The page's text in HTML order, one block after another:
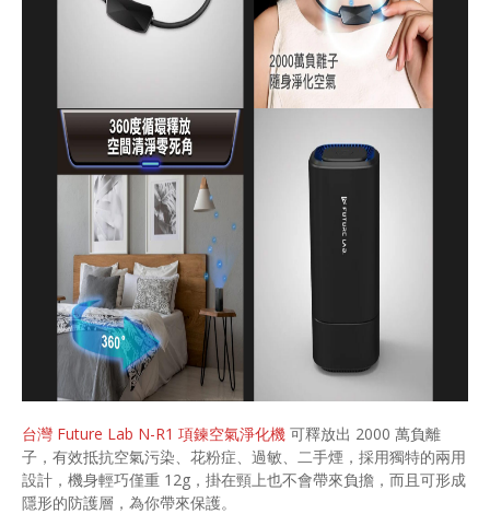
台灣 Future Lab N-R1 項鍊空氣淨化機 可釋放出 2000 萬負離
子，有效抵抗空氣污染、花粉症、過敏、二手煙，採用獨特的兩用
設計，機身輕巧僅重 12g，掛在頸上也不會帶來負擔，而且可形成
隱形的防護層，為你帶來保護。